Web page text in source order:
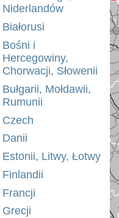
Niderlandów
Białorusi
Bośni i
Hercegowiny,
Chorwacji, Słowenii
Bułgarii, Mołdawii,
Rumunii
Czech
Danii
Estonii, Litwy, Łotwy
Finlandii
Francji
Grecji